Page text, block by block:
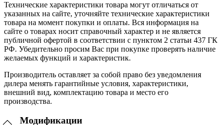
Технические характеристики товара могут отличаться от
указанных на сайте, уточняйте технические характеристики
товара на момент покупки и оплаты. Вся информация на
сайте о товарах носит справочный характер и не является
публичной офертой в соответствии с пунктом 2 статьи 437 ГК
РФ. Убедительно просим Вас при покупке проверять наличие
желаемых функций и характеристик.
Производитель оставляет за собой право без уведомления
дилера менять гарантийные условия, характеристики,
внешний вид, комплектацию товара и место его
производства.
Модификации